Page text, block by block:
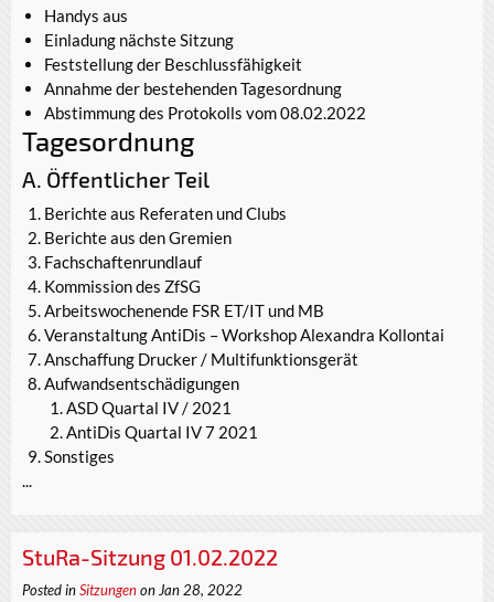
Handys aus
Einladung nächste Sitzung
Feststellung der Beschlussfähigkeit
Annahme der bestehenden Tagesordnung
Abstimmung des Protokolls vom 08.02.2022
Tagesordnung
A. Öffentlicher Teil
Berichte aus Referaten und Clubs
Berichte aus den Gremien
Fachschaftenrundlauf
Kommission des ZfSG
Arbeitswochenende FSR ET/IT und MB
Veranstaltung AntiDis – Workshop Alexandra Kollontai
Anschaffung Drucker / Multifunktionsgerät
Aufwandsentschädigungen
ASD Quartal IV / 2021
AntiDis Quartal IV 7 2021
Sonstiges
...
StuRa-Sitzung 01.02.2022
Posted inSitzungenon Jan 28, 2022